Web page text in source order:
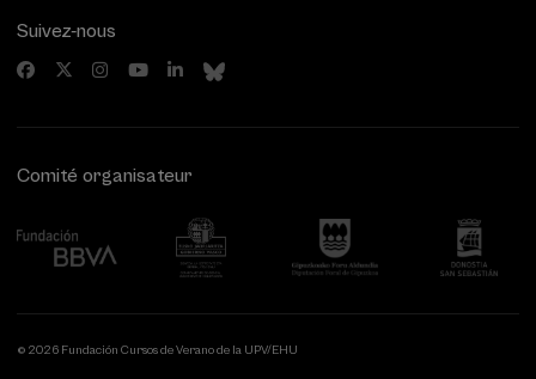
Suivez-nous
Comité organisateur
© 2026 Fundación Cursos de Verano de la UPV/EHU